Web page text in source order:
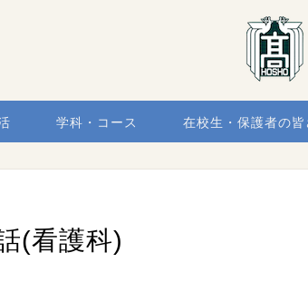
学科・コース 在校生・保護者の皆
(看護科)